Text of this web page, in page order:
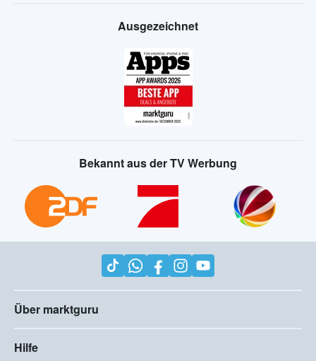
Ausgezeichnet
Bekannt aus der TV Werbung
Über marktguru
Hilfe